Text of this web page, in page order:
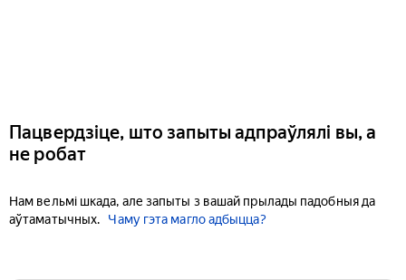
Пацвердзіце, што запыты адпраўлялі вы, а
не робат
Нам вельмі шкада, але запыты з вашай прылады падобныя да
аўтаматычных.
Чаму гэта магло адбыцца?